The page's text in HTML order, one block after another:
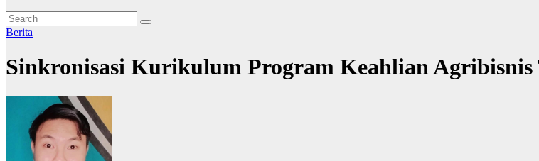
Berita
Sinkronisasi Kurikulum Program Keahlian Agribisnis